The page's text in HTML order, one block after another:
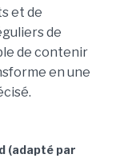
et de
de
de contenir
en une
(adapté par